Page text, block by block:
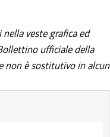
veste grafica ed
ufficiale della
non è sostitutivo in alcun